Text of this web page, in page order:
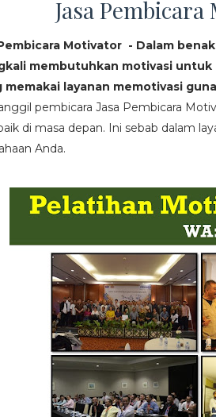
Jasa
Motivator - Dalam
membutuhkan motivasi
memakai layanan memotivasi
pembicara Jasa Pembicara
di masa depan. Ini sebab dalam
Anda.